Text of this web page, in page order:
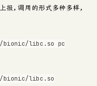
报，调用的形式多种多样，
bionic/libc.so pc
bionic/libc.so